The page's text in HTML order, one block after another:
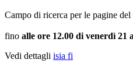
Campo di ricerca per le pagine del
fino alle ore 12.00 di venerdì 21
Vedi dettagli isia fi